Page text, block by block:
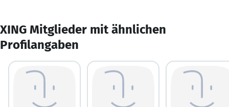
XING Mitglieder mit ähnlichen
Profilangaben